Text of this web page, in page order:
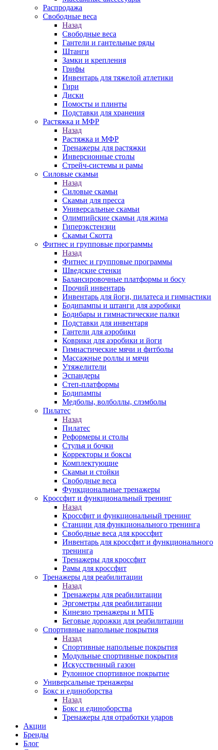
Распродажа
Свободные веса
Назад
Свободные веса
Гантели и гантельные ряды
Штанги
Замки и крепления
Грифы
Инвентарь для тяжелой атлетики
Гири
Диски
Помосты и плинты
Подставки для хранения
Растяжка и МФР
Назад
Растяжка и МФР
Тренажеры для растяжки
Инверсионные столы
Стрейч-системы и рамы
Силовые скамьи
Назад
Силовые скамьи
Скамьи для пресса
Универсальные скамьи
Олимпийские скамьи для жима
Гиперэкстензии
Скамьи Скотта
Фитнес и групповые программы
Назад
Фитнес и групповые программы
Шведские стенки
Балансировочные платформы и босу
Прочий инвентарь
Инвентарь для йоги, пилатеса и гимнастики
Бодипампы и штанги для аэробики
Бодибары и гимнастические палки
Подставки для инвентаря
Гантели для аэробики
Коврики для аэробики и йоги
Гимнастические мячи и фитболы
Массажные роллы и мячи
Утяжелители
Эспандеры
Степ-платформы
Бодипампы
Медболы, волболлы, слэмболы
Пилатес
Назад
Пилатес
Реформеры и столы
Стулья и бочки
Корректоры и боксы
Комплектующие
Скамьи и стойки
Свободные веса
Функциональные тренажеры
Кроссфит и функциональный тренинг
Назад
Кроссфит и функциональный тренинг
Станции для функционального тренинга
Свободные веса для кроссфит
Инвентарь для кроссфит и функционального
тренинга
Тренажеры для кроссфит
Рамы для кроссфит
Тренажеры для реабилитации
Назад
Тренажеры для реабилитации
Эргометры для реабилитации
Кинезио тренажеры и МТБ
Беговые дорожки для реабилитации
Спортивные напольные покрытия
Назад
Спортивные напольные покрытия
Модульные спортивные покрытия
Искусственный газон
Рулонное спортивное покрытие
Универсальные тренажеры
Бокс и единоборства
Назад
Бокс и единоборства
Тренажеры для отработки ударов
Акции
Бренды
Блог